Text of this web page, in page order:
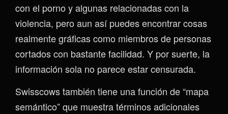
con el porno y algunas relacionadas con la
violencia, pero aun así puedes encontrar cosas
realmente gráficas como miembros de personas
cortados con bastante facilidad. Y por suerte, la
información sola no parece estar censurada.
Swisscows también tiene una función de “mapa
semántico” que muestra términos adicionales